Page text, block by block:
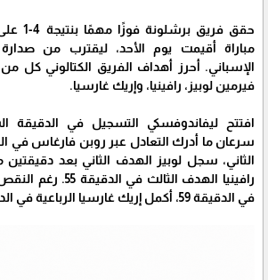
حقق فريق
مباراة أقيمت يوم الأحد، ليقترب من
الإسباني. أحرز أهداف الفريق الكتالوني كل
فيرمين لوبيز، رافينيا، وإريك غارسيا.
افتتح ليفاندوفسكي التسجيل في الدقيقة
الثاني، سجل لوبيز الهدف الثاني بعد
رافينيا الهدف الثالث
في الدقيقة 59، أكمل إريك غارسيا الرباعية في الدقيقة 89.